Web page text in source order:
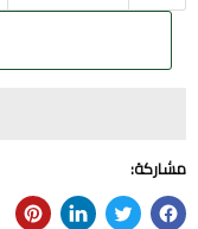
مشاركة: